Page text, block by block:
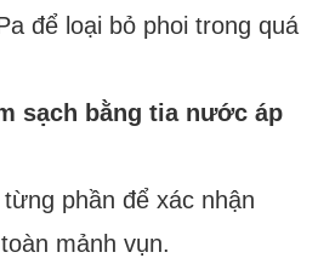
để loại bỏ phoi trong quá
sạch bằng tia nước áp
từng phần để xác nhận
mảnh vụn.